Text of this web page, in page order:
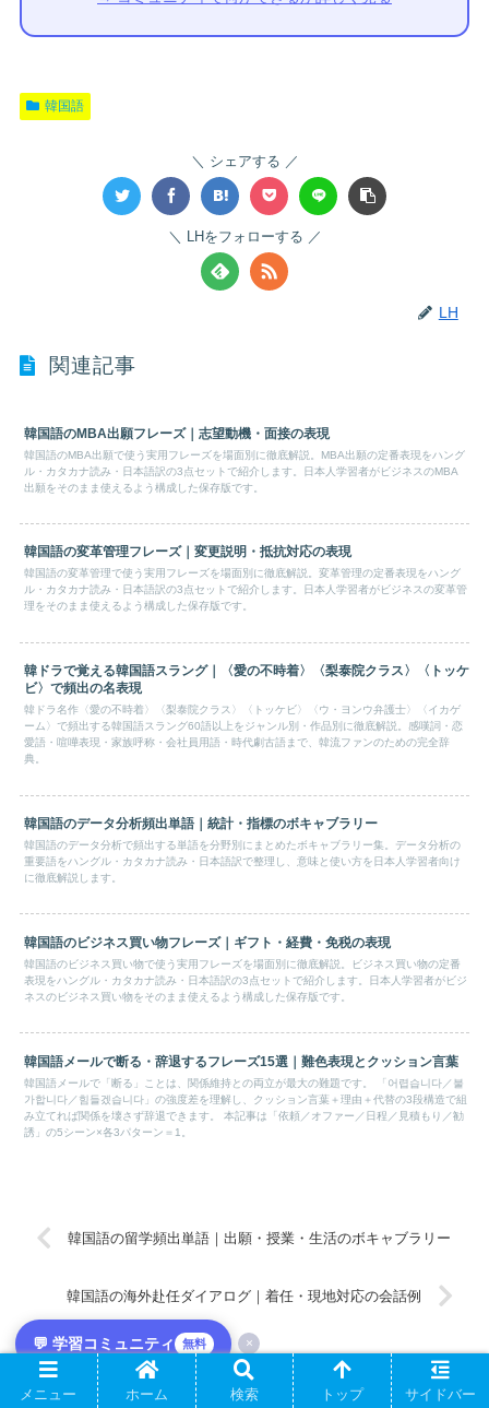
💬 学習コミュニティ 無料 ×
韓国語
シェアする
LHをフォローする
LH
関連記事
韓国語のMBA出願フレーズ｜志望動機・面接の表現
韓国語のMBA出願で使う実用フレーズを場面別に徹底解説。MBA出願の定番表現をハング
ル・カタカナ読み・日本語訳の3点セットで紹介します。日本人学習者がビジネスのMBA
出願をそのまま使えるよう構成した保存版です。
韓国語の変革管理フレーズ｜変更説明・抵抗対応の表現
韓国語の変革管理で使う実用フレーズを場面別に徹底解説。変革管理の定番表現をハング
ル・カタカナ読み・日本語訳の3点セットで紹介します。日本人学習者がビジネスの変革管
理をそのまま使えるよう構成した保存版です。
韓ドラで覚える韓国語スラング｜〈愛の不時着〉〈梨泰院クラス〉〈トッケ
ビ〉で頻出の名表現
韓ドラ名作〈愛の不時着〉〈梨泰院クラス〉〈トッケビ〉〈ウ・ヨンウ弁護士〉〈イカゲ
ーム〉で頻出する韓国語スラング60語以上をジャンル別・作品別に徹底解説。感嘆詞・恋
愛語・喧嘩表現・家族呼称・会社員用語・時代劇古語まで、韓流ファンのための完全辞
典。
韓国語のデータ分析頻出単語｜統計・指標のボキャブラリー
韓国語のデータ分析で頻出する単語を分野別にまとめたボキャブラリー集。データ分析の
重要語をハングル・カタカナ読み・日本語訳で整理し、意味と使い方を日本人学習者向け
に徹底解説します。
韓国語のビジネス買い物フレーズ｜ギフト・経費・免税の表現
韓国語のビジネス買い物で使う実用フレーズを場面別に徹底解説。ビジネス買い物の定番
表現をハングル・カタカナ読み・日本語訳の3点セットで紹介します。日本人学習者がビジ
ネスのビジネス買い物をそのまま使えるよう構成した保存版です。
韓国語メールで断る・辞退するフレーズ15選｜難色表現とクッション言葉
韓国語メールで「断る」ことは、関係維持との両立が最大の難題です。 「어렵습니다／불
가합니다／힘들겠습니다」の強度差を理解し、クッション言葉＋理由＋代替の3段構造で組
み立てれば関係を壊さず辞退できます。 本記事は「依頼／オファー／日程／見積もり／勧
誘」の5シーン×各3パターン＝1。
韓国語の留学頻出単語｜出願・授業・生活のボキャブラリー
韓国語の海外赴任ダイアログ｜着任・現地対応の会話例
ホーム
韓国語
メニュー
ホーム 検索 トップ サイドバー